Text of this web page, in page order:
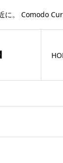
に。 Comodo